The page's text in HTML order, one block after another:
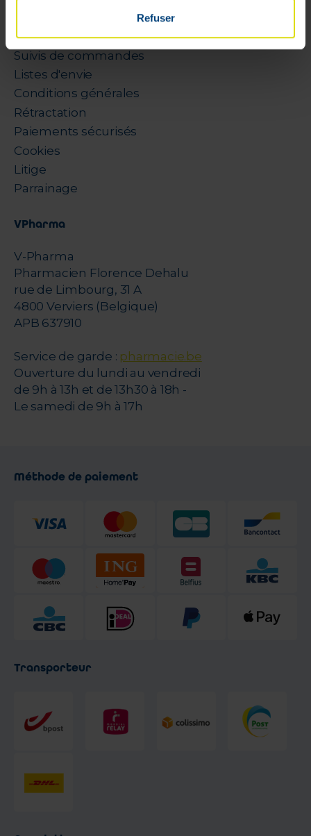
Refuser
Mon panier
Suivis de commandes
Listes d'envie
Conditions générales
Rétractation
Paiements sécurisés
Cookies
Litige
Parrainage
VPharma
V-Pharma
Pharmacien Florence Dehalu
rue de Limbourg, 31 A
4800 Verviers (Belgique)
APB 637910
Service de garde : pharmacie.be
Ouverture du lundi au vendredi
de 9h à 13h et de 13h30 à 18h -
Le samedi de 9h à 17h
Méthode de paiement
Transporteur